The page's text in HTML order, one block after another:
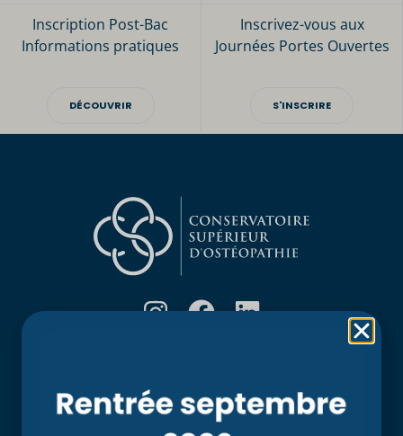
Inscription Post-Bac
Informations pratiques
DÉCOUVRIR
Inscrivez-vous aux
Journées Portes Ouvertes
S'INSCRIRE
Accueil
L’école